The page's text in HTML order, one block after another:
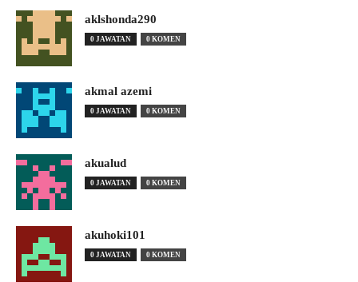
aklshonda290
0 JAWATAN 0 KOMEN
akmal azemi
0 JAWATAN 0 KOMEN
akualud
0 JAWATAN 0 KOMEN
akuhoki101
0 JAWATAN 0 KOMEN